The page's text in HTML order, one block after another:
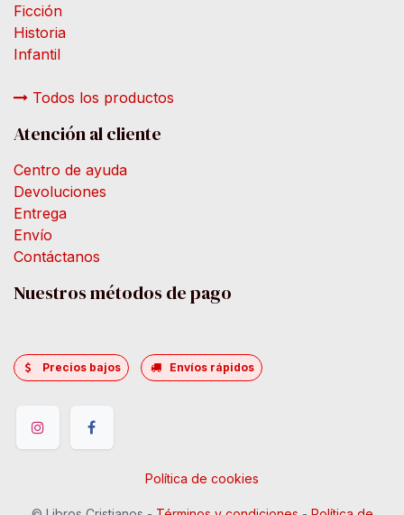
Ficción
Historia
Infantil
Todos los productos
Atención al cliente
Centro de ayuda
Devoluciones
Entrega
Envío
Contáctanos
Nuestros métodos de pago
Precios bajos Envíos rápidos
Política de cookies